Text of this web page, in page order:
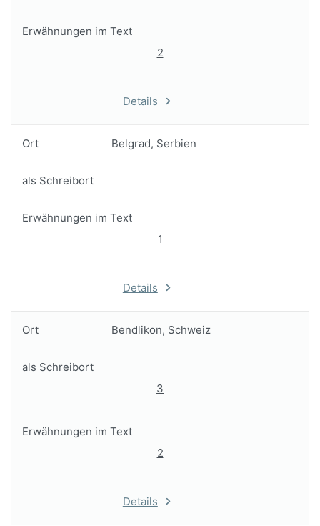
Erwähnungen im Text
2
Details
Ort Belgrad, Serbien
als Schreibort
Erwähnungen im Text
1
Details
Ort Bendlikon, Schweiz
als Schreibort
3
Erwähnungen im Text
2
Details